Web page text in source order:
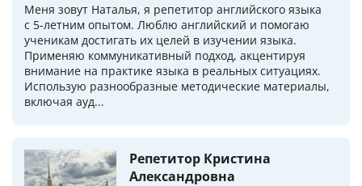
Меня зовут Наталья, я репетитор английского языка
с 5-летним опытом. Люблю английский и помогаю
ученикам достигать их целей в изучении языка.
Применяю коммуникативный подход, акцентируя
внимание на практике языка в реальных ситуациях.
Использую разнообразные методические материалы,
включая ауд...
Репетитор Кристина
Александровна